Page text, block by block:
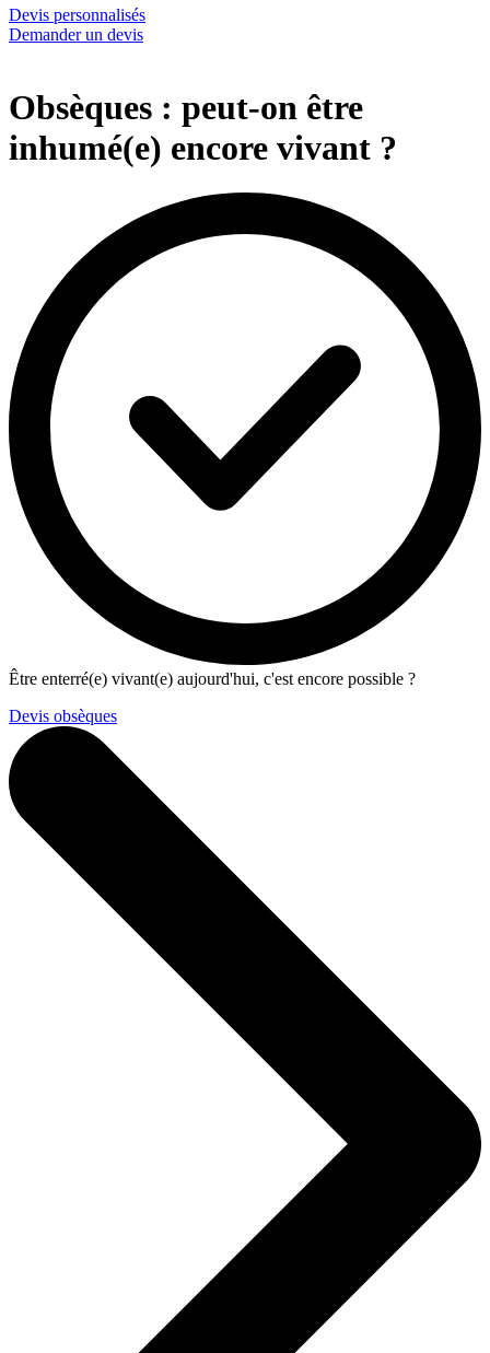
Devis personnalisés
Demander un devis
Obsèques : peut-on être
inhumé(e) encore vivant ?
Être enterré(e) vivant(e) aujourd'hui, c'est encore possible ?
Devis obsèques